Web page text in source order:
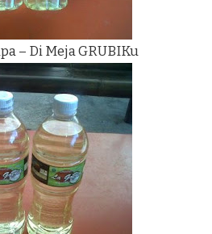
– Di Meja GRUBIKu